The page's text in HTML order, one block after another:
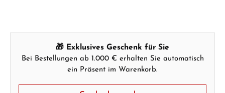
🎁 Exklusives Geschenk für Sie
Bei Bestellungen ab 1.000 € erhalten Sie automatisch
ein Präsent im Warenkorb.